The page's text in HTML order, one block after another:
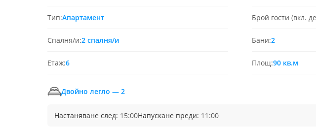
Тип:Апартамент Брой гости (вкл.
Спалня/и:2 спалня/и Бани:2
Етаж:6 Площ:90 кв.м
Двойно легло — 2
Настаняване след: 15:00Напускане преди: 11:00